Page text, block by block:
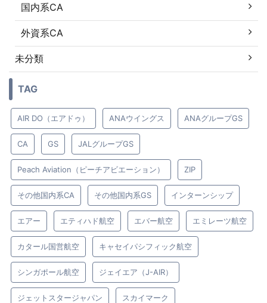
国内系CA
外資系CA
未分類
TAG
AIR DO（エアドゥ） ANAウイングス ANAグループGS
CA GS JALグループGS
Peach Aviation（ピーチアビエーション） ZIP
その他国内系CA その他国内系GS インターンシップ
エアー エティハド航空 エバー航空 エミレーツ航空
カタール国営航空 キャセイパシフィック航空
シンガポール航空 ジェイエア（J-AIR）
ジェットスタージャパン スカイマーク